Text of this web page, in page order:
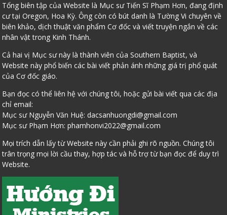
Tổng biên tập của Website là Mục sư Tiến Sĩ Phạm Hơn, đang định
cư tại Oregon, Hoa Kỳ. Ông còn có bút danh là Tường Vi chuyên về
biên khảo, dịch thuật văn phẩm Cơ đốc và viết truyện ngắn về các
nhân vật trong Kinh Thánh.
Cả hai vị Mục sư này là thành viên của Southern Baptist, và
Website này phổ biến các bài viết phản ánh những giá trị phổ quát
của Cơ đốc giáo.
Bạn đọc có thể liên hệ với chúng tôi, hoặc gửi bài viết qua các địa
chỉ email:
Mục sư Nguyễn Văn Huệ:dacsanhuongdi@gmail.com
Mục sư Phạm Hơn:phamhonvi2022@gmail.com
Mọi trích dẫn lấy từ Website này cần phải ghi rõ nguồn. Chúng tôi
trân trọng mọi lời cầu thay, hợp tác và hỗ trợ từ bạn đọc để duy trì
Website.